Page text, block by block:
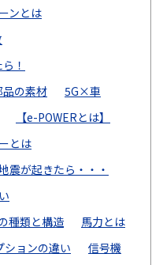
ンとは
！
品の素材
5G×車
【e-POWERとは】
とは
震が起きたら・・・
種類と構造
馬力とは
ションの違い
信号機